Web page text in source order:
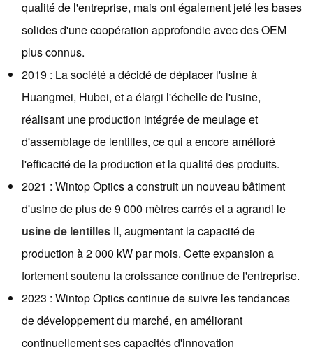
qualité de l'entreprise, mais ont également jeté les bases
solides d'une coopération approfondie avec des OEM
plus connus.
2019 : La société a décidé de déplacer l'usine à
Huangmei, Hubei, et a élargi l'échelle de l'usine,
réalisant une production intégrée de meulage et
d'assemblage de lentilles, ce qui a encore amélioré
l'efficacité de la production et la qualité des produits.
2021 : Wintop Optics a construit un nouveau bâtiment
d'usine de plus de 9 000 mètres carrés et a agrandi le
usine de lentilles II, augmentant la capacité de
production à 2 000 kW par mois. Cette expansion a
fortement soutenu la croissance continue de l'entreprise.
2023 : Wintop Optics continue de suivre les tendances
de développement du marché, en améliorant
continuellement ses capacités d'innovation